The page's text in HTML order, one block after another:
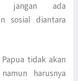
jangan ada
sosial diantara
tidak akan
harusnya